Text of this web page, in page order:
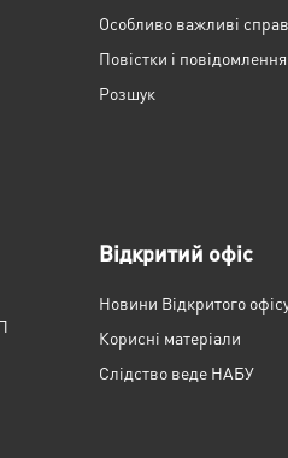
Особливо важливі
Повістки і повідомлення
Розшук
Відкритий офіс
Новини Відкритого
Корисні матеріали
Слідство веде НАБУ